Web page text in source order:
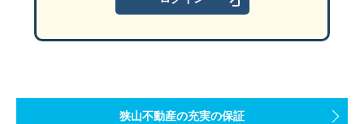
また、玄関からSIC（シューズインクローク）を通ってキッチン
玄関～SIC～キッチンと一直線の快適動線
狭山不動産の充実の保証